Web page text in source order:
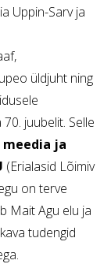
Uppin-Sarv ja
üldjuht ning
juubelit. Selle
ja
(Erialasid Lõimiv
on terve
Mait Agu elu ja
tudengid